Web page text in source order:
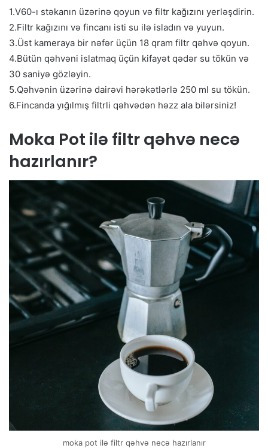
1.V60-ı stəkanın üzərinə qoyun və filtr kağızını yerləşdirin.
2.Filtr kağızını və fincanı isti su ilə isladın və yuyun.
3.Üst kameraya bir nəfər üçün 18 qram filtr qəhvə qoyun.
4.Bütün qəhvəni islatmaq üçün kifayət qədər su tökün və
30 saniyə gözləyin.
5.Qəhvənin üzərinə dairəvi hərəkətlərlə 250 ml su tökün.
6.Fincanda yığılmış filtrli qəhvədən həzz ala bilərsiniz!
Moka Pot ilə filtr qəhvə necə
hazırlanır?
moka pot ilə filtr qəhvə necə hazırlanır